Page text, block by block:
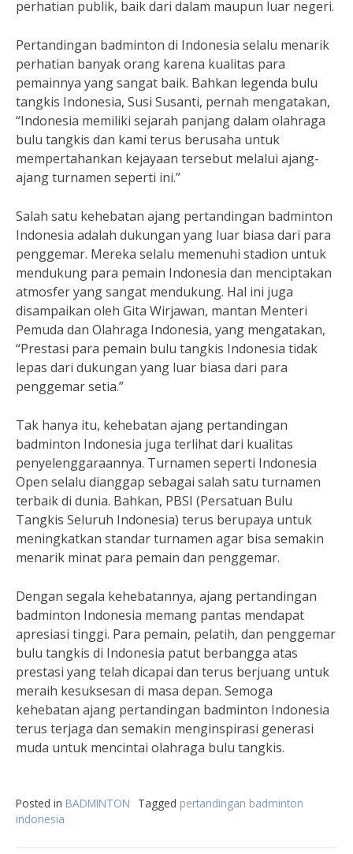
perhatian publik, baik dari dalam maupun luar negeri.
Pertandingan badminton di Indonesia selalu menarik
perhatian banyak orang karena kualitas para
pemainnya yang sangat baik. Bahkan legenda bulu
tangkis Indonesia, Susi Susanti, pernah mengatakan,
“Indonesia memiliki sejarah panjang dalam olahraga
bulu tangkis dan kami terus berusaha untuk
mempertahankan kejayaan tersebut melalui ajang-
ajang turnamen seperti ini.”
Salah satu kehebatan ajang pertandingan badminton
Indonesia adalah dukungan yang luar biasa dari para
penggemar. Mereka selalu memenuhi stadion untuk
mendukung para pemain Indonesia dan menciptakan
atmosfer yang sangat mendukung. Hal ini juga
disampaikan oleh Gita Wirjawan, mantan Menteri
Pemuda dan Olahraga Indonesia, yang mengatakan,
“Prestasi para pemain bulu tangkis Indonesia tidak
lepas dari dukungan yang luar biasa dari para
penggemar setia.”
Tak hanya itu, kehebatan ajang pertandingan
badminton Indonesia juga terlihat dari kualitas
penyelenggaraannya. Turnamen seperti Indonesia
Open selalu dianggap sebagai salah satu turnamen
terbaik di dunia. Bahkan, PBSI (Persatuan Bulu
Tangkis Seluruh Indonesia) terus berupaya untuk
meningkatkan standar turnamen agar bisa semakin
menarik minat para pemain dan penggemar.
Dengan segala kehebatannya, ajang pertandingan
badminton Indonesia memang pantas mendapat
apresiasi tinggi. Para pemain, pelatih, dan penggemar
bulu tangkis di Indonesia patut berbangga atas
prestasi yang telah dicapai dan terus berjuang untuk
meraih kesuksesan di masa depan. Semoga
kehebatan ajang pertandingan badminton Indonesia
terus terjaga dan semakin menginspirasi generasi
muda untuk mencintai olahraga bulu tangkis.
Posted in BADMINTON Tagged pertandingan badminton
indonesia